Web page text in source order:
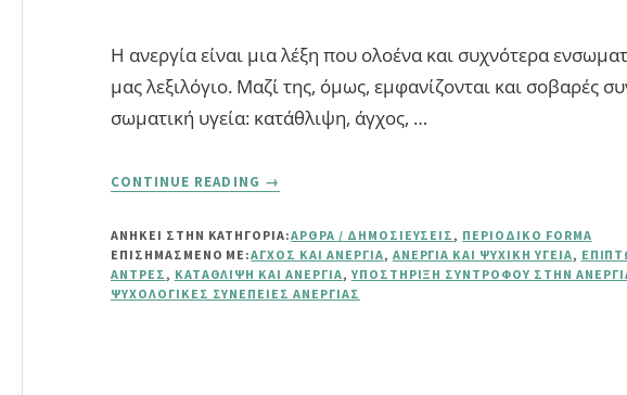
Η ανεργία είναι μια λέξη που ολοένα και συχνότερα
μας λεξιλόγιο. Μαζί της, όμως, εμφανίζονται και σοβαρές
σωματική υγεία: κατάθλιψη, άγχος, …
CONTINUE READING
ΌΤΑΝ
ΑΝΕΡΓΊΑ
ΒΛΆΠΤΕΙ
ΤΗΝ
→
ΑΝΗΚΕΙ ΣΤΗΝ ΚΑΤΗΓΟΡΙΑ:ΆΡΘΡΑ / ΔΗΜΟΣΙΕΎΣΕΙΣ, ΠΕΡΙΟΔΙΚΌ FORMA
ΕΠΙΣΗΜΑΣΜΈΝΟ ΜΕ:ΆΓΧΟΣ ΚΑΙ ΑΝΕΡΓΊΑ, ΑΝΕΡΓΊΑ ΚΑΙ ΨΥΧΙΚΉ ΥΓΕΊΑ,
ΆΝΤΡΕΣ, ΚΑΤΆΘΛΙΨΗ ΚΑΙ ΑΝΕΡΓΊΑ,ΥΠΟΣΤΉΡΙΞΗ ΣΥΝΤΡΌΦΟΥ ΣΤΗΝ
ΨΥΧΟΛΟΓΙΚΈΣ ΣΥΝΈΠΕΙΕΣ ΑΝΕΡΓΊΑΣ